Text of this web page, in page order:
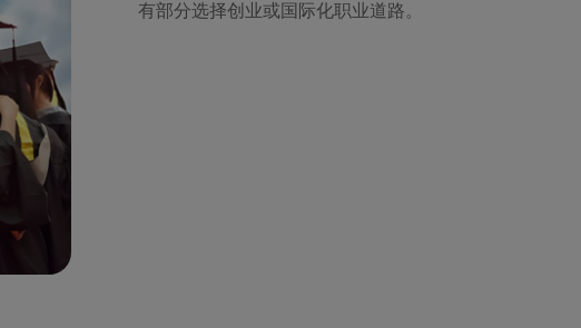
有部分选择创业或国际化职业道路。